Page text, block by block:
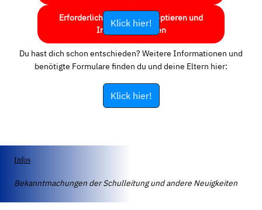
Erforderlichen Service akzeptieren und
Inhalte entsperren
Klick hier!
Du hast dich schon entschieden? Weitere Informationen und
benötigte Formulare finden du und deine Eltern hier:
Klick hier!
Infos
Bekanntmachungen der Schulleitung und andere Neuigkeiten